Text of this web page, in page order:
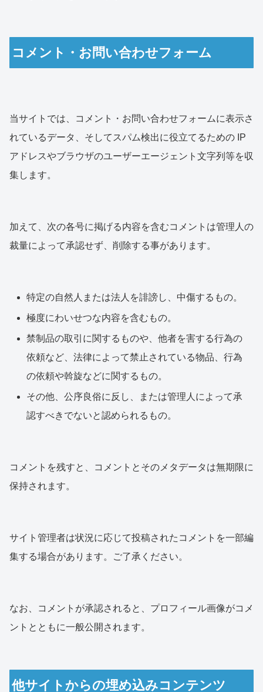
コメント・お問い合わせフォーム
当サイトでは、コメント・お問い合わせフォームに表示さ
れているデータ、そしてスパム検出に役立てるための IP
アドレスやブラウザのユーザーエージェント文字列等を収
集します。
加えて、次の各号に掲げる内容を含むコメントは管理人の
裁量によって承認せず、削除する事があります。
特定の自然人または法人を誹謗し、中傷するもの。
極度にわいせつな内容を含むもの。
禁制品の取引に関するものや、他者を害する行為の
依頼など、法律によって禁止されている物品、行為
の依頼や斡旋などに関するもの。
その他、公序良俗に反し、または管理人によって承
認すべきでないと認められるもの。
コメントを残すと、コメントとそのメタデータは無期限に
保持されます。
サイト管理者は状況に応じて投稿されたコメントを一部編
集する場合があります。ご了承ください。
なお、コメントが承認されると、プロフィール画像がコメ
ントとともに一般公開されます。
他サイトからの埋め込みコンテンツ